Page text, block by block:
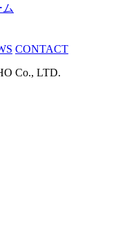
CONTACT
Co., LTD.